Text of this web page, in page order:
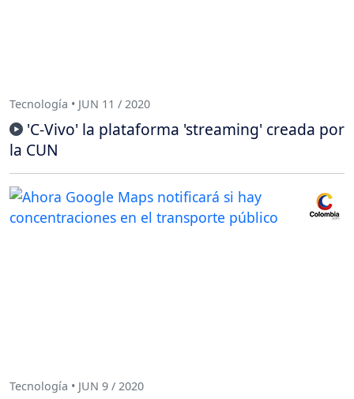
Tecnología • JUN 11 / 2020
'C-Vivo' la plataforma 'streaming' creada por
la CUN
Tecnología • JUN 9 / 2020